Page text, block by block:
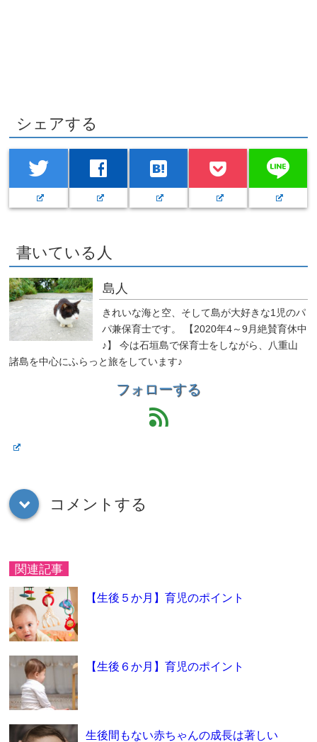
シェアする
twitter facebook hatenabookmark line
書いている人
島人
きれいな海と空、そして島が大好きな1児のパ
パ兼保育士です。 【2020年4～9月絶賛育休中
♪】 今は石垣島で保育士をしながら、八重山
諸島を中心にふらっと旅をしています♪
フォローする
feed
down コメントする
関連記事
【生後５か月】育児のポイント
【生後６か月】育児のポイント
生後間もない赤ちゃんの成長は著しい